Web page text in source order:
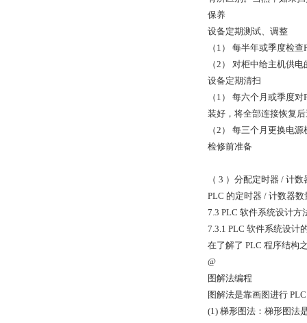
保养
设备定期测试、调整
（1） 每半年或季度检
（2） 对柜中给主机供
设备定期清扫
（1） 每六个月或季度
装好，将全部连接恢复
（2） 每三个月更换电
检修前准备
（ 3 ）分配定时器 / 计数
PLC 的定时器 / 计数器
7.3 PLC 软件系统设计方
7.3.1 PLC 软件系统设计
在了解了 PLC 程序结构
@
图解法编程
图解法是靠画图进行
(1) 梯形图法：梯形图法